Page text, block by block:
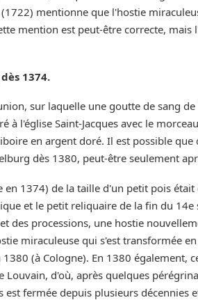
mentionne que l'hostie
mention est peut-être correcte,
1374.
sur laquelle une goutte de sang
l'église Saint-Jacques avec le
en argent doré. Il est possible que
dès 1380, peut-être seulement
1374) de la taille d'un petit pois était
et le petit reliquaire de la fin du 14e
des processions, une hostie
miraculeuse qui s'est transformée
(à Cologne). En 1380 également,
d'où, après quelques
est fermée depuis plusieurs décennies